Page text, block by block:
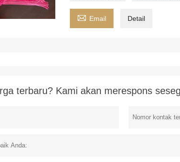
 Email Detail
terbaru? Kami akan merespons